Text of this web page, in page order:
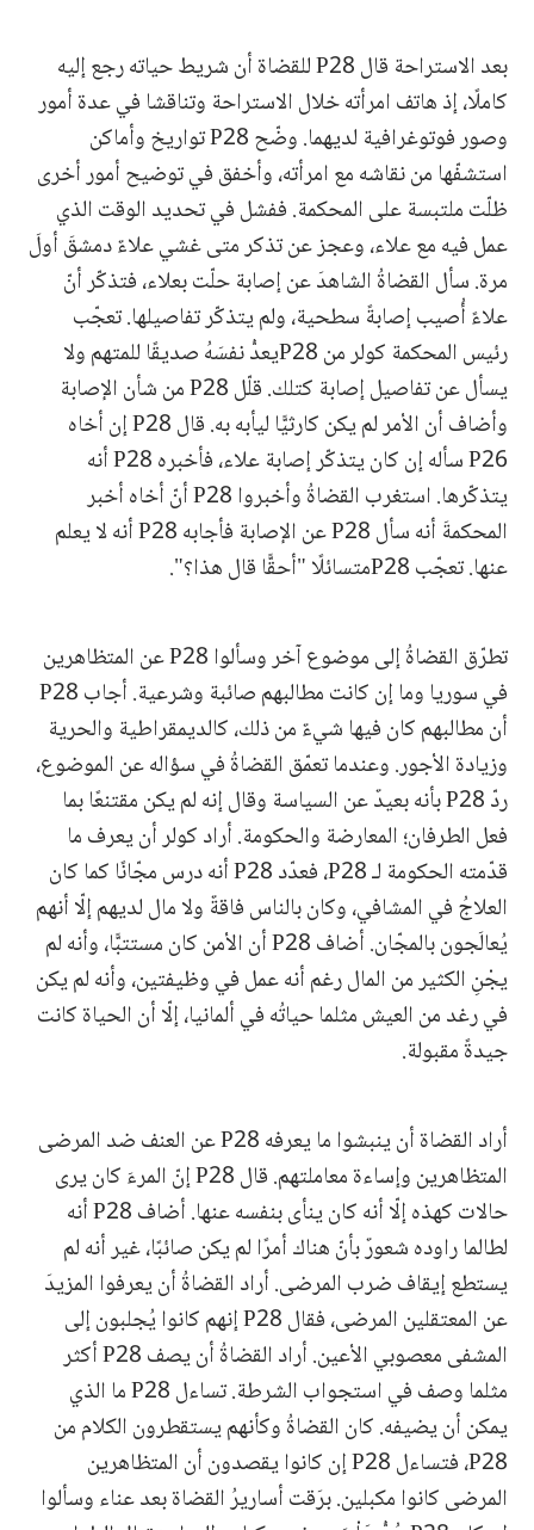
بعد الاستراحة قال P28 للقضاة أن شريط حياته رجع إليه
كاملًا، إذ هاتف امرأته خلال الاستراحة وتناقشا في عدة أمور
وصور فوتوغرافية لديهما. وضّح P28 تواريخ وأماكن
استشفّها من نقاشه مع امرأته، وأخفق في توضيح أمور أخرى
ظلّت ملتبسة على المحكمة. ففشل في تحديد الوقت الذي
عمل فيه مع علاء، وعجز عن تذكر متى غشي علاءٌ دمشقَ أولَ
مرة. سأل القضاةُ الشاهدَ عن إصابة حلّت بعلاء، فتذكّر أنّ
علاءً أُصيب إصابةً سطحية، ولم يتذكّر تفاصيلها. تعجّب
رئيس المحكمة كولر من P28يعدُّ نفسَهُ صديقًا للمتهم ولا
يسأل عن تفاصيل إصابة كتلك. قلّل P28 من شأن الإصابة
وأضاف أن الأمر لم يكن كارثيًّا ليأبه به. قال P28 إن أخاه
P26 سأله إن كان يتذكّر إصابة علاء، فأخبره P28 أنه
يتذكّرها. استغرب القضاةُ وأخبروا P28 أنّ أخاه أخبر
المحكمةَ أنه سأل P28 عن الإصابة فأجابه P28 أنه لا يعلم
عنها. تعجّب P28متسائلًا "أحقًّا قال هذا؟".
تطرّق القضاةُ إلى موضوع آخر وسألوا P28 عن المتظاهرين
في سوريا وما إن كانت مطالبهم صائبة وشرعية. أجاب P28
أن مطالبهم كان فيها شيءٌ من ذلك، كالديمقراطية والحرية
وزيادة الأجور. وعندما تعمّق القضاةُ في سؤاله عن الموضوع،
ردّ P28 بأنه بعيدٌ عن السياسة وقال إنه لم يكن مقتنعًا بما
فعل الطرفان؛ المعارضة والحكومة. أراد كولر أن يعرف ما
قدّمته الحكومة لـ P28، فعدّد P28 أنه درس مجّانًا كما كان
العلاجُ في المشافي، وكان بالناس فاقةٌ ولا مال لديهم إلّا أنهم
يُعالَجون بالمجّان. أضاف P28 أن الأمن كان مستتبًّا، وأنه لم
يجْنِ الكثير من المال رغم أنه عمل في وظيفتين، وأنه لم يكن
في رغد من العيش مثلما حياتُه في ألمانيا، إلّا أن الحياة كانت
جيدةً مقبولة.
أراد القضاة أن ينبشوا ما يعرفه P28 عن العنف ضد المرضى
المتظاهرين وإساءة معاملتهم. قال P28 إنّ المرءَ كان يرى
حالات كهذه إلّا أنه كان ينأى بنفسه عنها. أضاف P28 أنه
لطالما راوده شعورٌ بأنّ هناك أمرًا لم يكن صائبًا، غير أنه لم
يستطع إيقاف ضرب المرضى. أراد القضاةُ أن يعرفوا المزيدَ
عن المعتقلين المرضى، فقال P28 إنهم كانوا يُجلبون إلى
المشفى معصوبي الأعين. أراد القضاةُ أن يصف P28 أكثر
مثلما وصف في استجواب الشرطة. تساءل P28 ما الذي
يمكن أن يضيفه. كان القضاةُ وكأنهم يستقطرون الكلام من
P28، فتساءل P28 إن كانوا يقصدون أن المتظاهرين
المرضى كانوا مكبلين. برَقت أساريرُ القضاة بعد عناء وسألوا